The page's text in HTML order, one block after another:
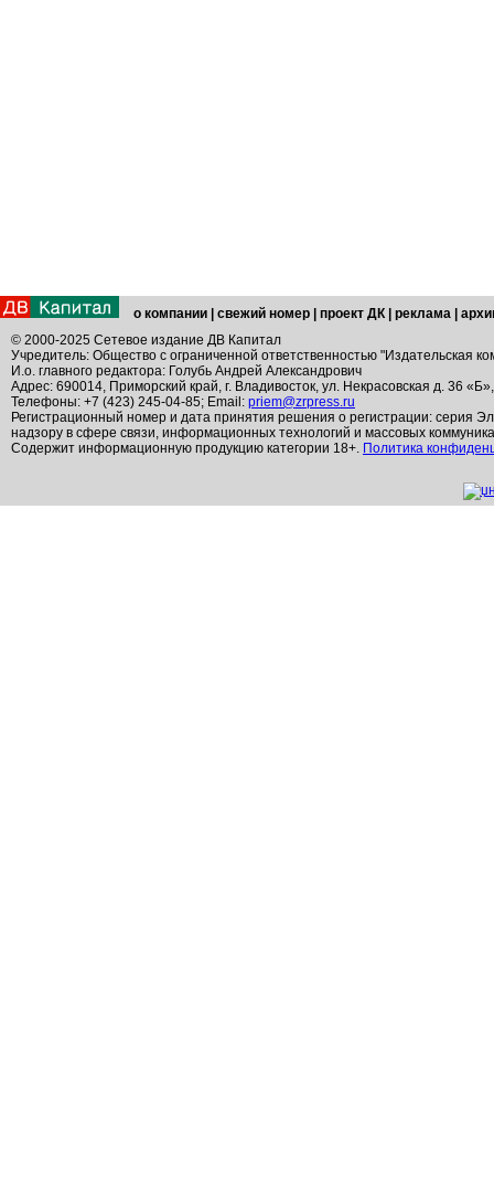
о компании свежий номер проект ДК реклама
© 2000-2025 Сетевое издание ДВ Капитал
Учредитель: Общество с ограниченной ответственностью "Издательская
И.о. главного редактора: Голубь Андрей Александрович
Адрес: 690014, Приморский край, г. Владивосток, ул. Некрасовская д. 36
Телефоны: +7 (423) 245-04-85; Email: priem@zrpress.ru
Регистрационный номер и дата принятия решения о регистрации: серия
надзору в сфере связи, информационных технологий и массовых
Содержит информационную продукцию категории 18+. Политика